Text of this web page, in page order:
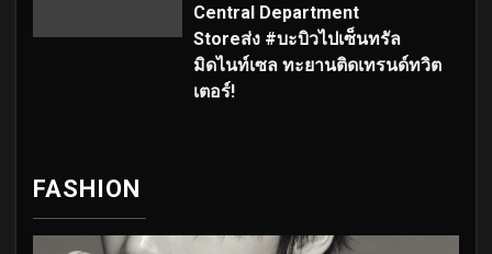
Central Department
Storeส่ง #บะบิวไปเซ็นทรัล
มิดไนท์เซล ทะยานติดเทรนด์ทวิต
เตอร์!
FASHION